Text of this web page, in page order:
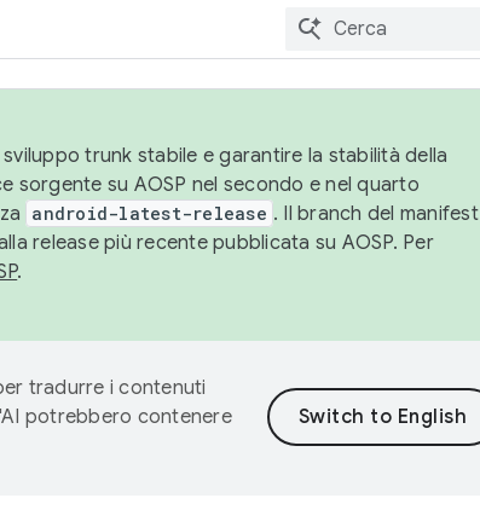
trunk stabile e garantire la stabilità della
sorgente su AOSP nel secondo e nel quarto
android-latest-release . Il branch del manifest
release più recente pubblicata su AOSP. Per
.
tradurre i contenuti
potrebbero contenere